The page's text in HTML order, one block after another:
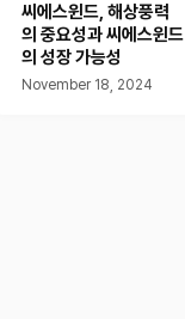
씨에스윈드, 해상풍력
의 중요성과 씨에스윈드
의 성장 가능성
November 18, 2024